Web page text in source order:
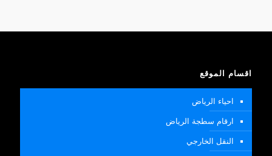
اقسام الموقع
احياء الرياض
ارقام سطجة الرياض
النقل الخارجي